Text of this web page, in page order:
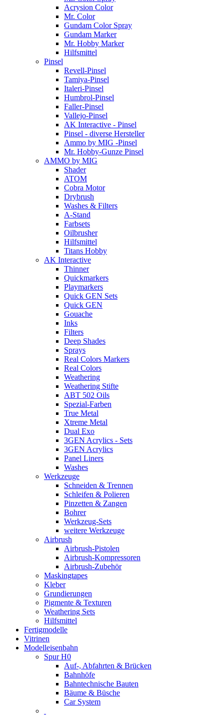
Acrysion Color
Mr. Color
Gundam Color Spray
Gundam Marker
Mr. Hobby Marker
Hilfsmittel
Pinsel
Revell-Pinsel
Tamiya-Pinsel
Italeri-Pinsel
Humbrol-Pinsel
Faller-Pinsel
Vallejo-Pinsel
AK Interactive - Pinsel
Pinsel - diverse Hersteller
Ammo by MIG -Pinsel
Mr. Hobby-Gunze Pinsel
AMMO by MIG
Shader
ATOM
Cobra Motor
Drybrush
Washes & Filters
A-Stand
Farbsets
Oilbrusher
Hilfsmittel
Titans Hobby
AK Interactive
Thinner
Quickmarkers
Playmarkers
Quick GEN Sets
Quick GEN
Gouache
Inks
Filters
Deep Shades
Sprays
Real Colors Markers
Real Colors
Weathering
Weathering Stifte
ABT 502 Oils
Spezial-Farben
True Metal
Xtreme Metal
Dual Exo
3GEN Acrylics - Sets
3GEN Acrylics
Panel Liners
Washes
Werkzeuge
Schneiden & Trennen
Schleifen & Polieren
Pinzetten & Zangen
Bohrer
Werkzeug-Sets
weitere Werkzeuge
Airbrush
Airbrush-Pistolen
Airbrush-Kompressoren
Airbrush-Zubehör
Maskingtapes
Kleber
Grundierungen
Pigmente & Texturen
Weathering Sets
Hilfsmittel
Fertigmodelle
Vitrinen
Modelleisenbahn
Spur H0
Auf-, Abfahrten & Brücken
Bahnhöfe
Bahntechnische Bauten
Bäume & Büsche
Car System